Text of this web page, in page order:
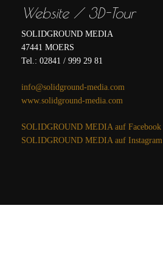
Website / 3D-Tour
SOLIDGROUND MEDIA
47441 MOERS
Tel.: 02841 / 999 29 81
info@solidground-media.com
www.solidground-media.com
SOLIDGROUND MEDIA auf Facebook
SOLIDGROUND MEDIA auf Instagram